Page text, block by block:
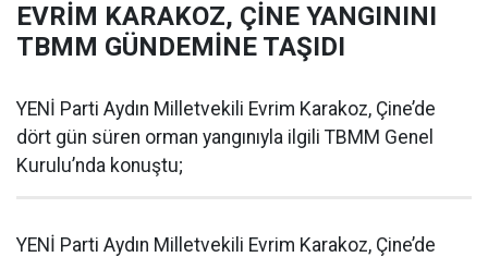
EVRİM KARAKOZ, ÇİNE YANGININI
TBMM GÜNDEMİNE TAŞIDI
YENİ Parti Aydın Milletvekili Evrim Karakoz, Çine’de
dört gün süren orman yangınıyla ilgili TBMM Genel
Kurulu’nda konuştu;
YENİ Parti Aydın Milletvekili Evrim Karakoz, Çine’de